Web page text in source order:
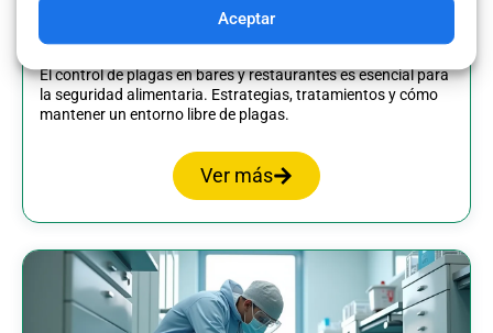
Aceptar
Prevención y Control de Plagas en
Bares y Restaurantes
El control de plagas en bares y restaurantes es esencial para
la seguridad alimentaria. Estrategias, tratamientos y cómo
mantener un entorno libre de plagas.
Ver más